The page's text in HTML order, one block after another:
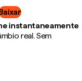
instantaneamente
real. Sem